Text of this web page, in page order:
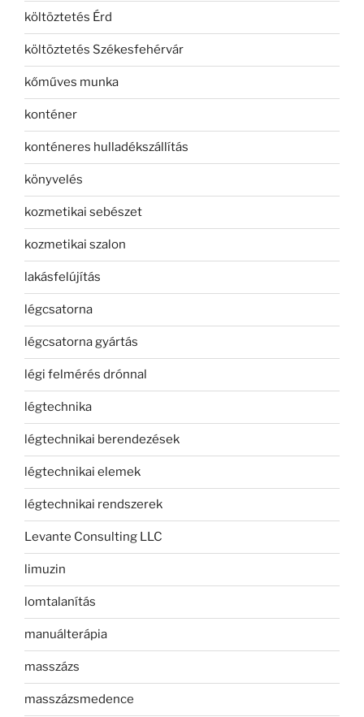
költöztetés Érd
költöztetés Székesfehérvár
kőműves munka
konténer
konténeres hulladékszállítás
könyvelés
kozmetikai sebészet
kozmetikai szalon
lakásfelújítás
légcsatorna
légcsatorna gyártás
légi felmérés drónnal
légtechnika
légtechnikai berendezések
légtechnikai elemek
légtechnikai rendszerek
Levante Consulting LLC
limuzin
lomtalanítás
manuálterápia
masszázs
masszázsmedence